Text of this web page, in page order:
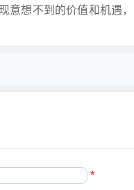
意想不到的价值和机遇
*